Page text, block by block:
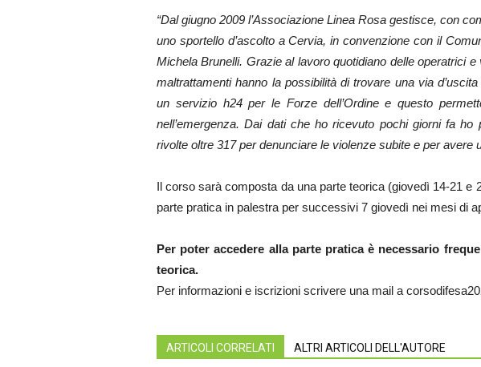
“Dal giugno 2009 l’Associazione Linea Rosa gestisce, con
uno sportello d’ascolto a Cervia, in convenzione con il
Michela Brunelli. Grazie al lavoro quotidiano delle operatrici
maltrattamenti hanno la possibilità di trovare una via
un servizio h24 per le Forze dell’Ordine e questo
nell’emergenza. Dai dati che ho ricevuto pochi giorni fa
rivolte oltre 317 per denunciare le violenze subite e per avere
Il corso sarà composta da una parte teorica (giovedì 14-21 e
parte pratica in palestra per successivi 7 giovedì nei mesi di
Per poter accedere alla parte pratica è necessario
teorica.
Per informazioni e iscrizioni scrivere una mail a
ARTICOLI CORRELATI ALTRI ARTICOLI DELL'AUTORE